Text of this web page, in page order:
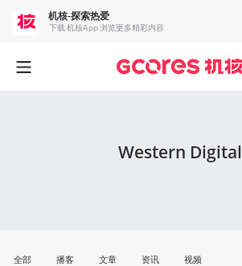
Western Digital
全部 播客 文章 资讯 视频
机核-探索热爱
下载 机核App 浏览更多精彩内容